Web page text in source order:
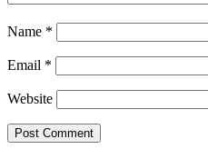
Name *
Email *
Website